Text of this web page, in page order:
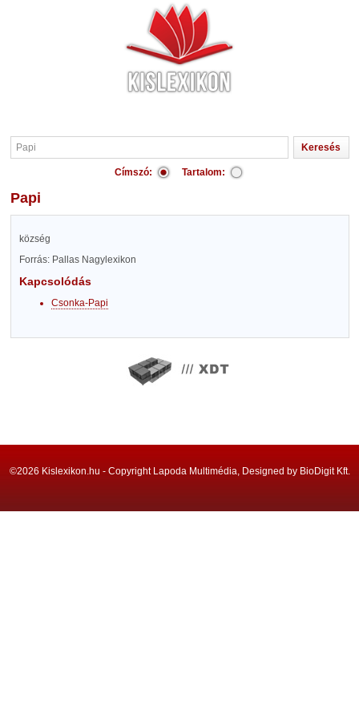
Címszó: Tartalom:
Papi
község
Forrás: Pallas Nagylexikon
Kapcsolódás
Csonka-Papi
©2026 Kislexikon.hu - Copyright Lapoda Multimédia, Designed by BioDigit Kft.